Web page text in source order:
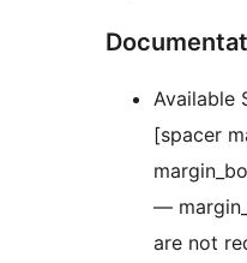
Available
[spacer
—
are not